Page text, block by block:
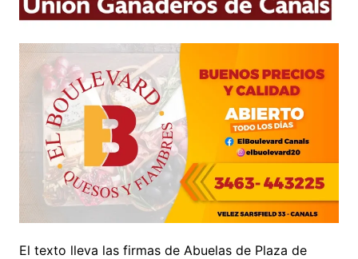
El texto lleva las firmas de Abuelas de Plaza de